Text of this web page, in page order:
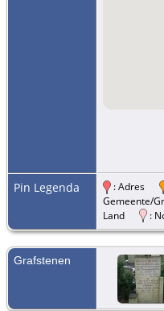
Pin Legenda : Adres
Gemeente/
Land
:
Grafstenen